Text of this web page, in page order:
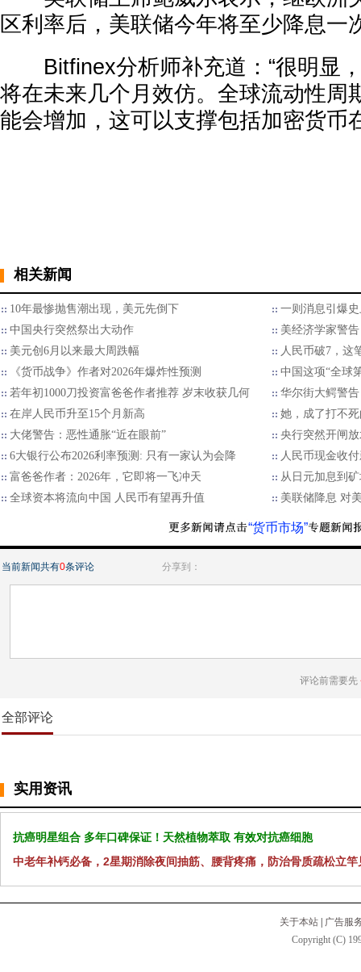
区利率后，美联储今年将至少降息一
Bitfinex分析师补充道：“很明显
将在未来几个月效仿。全球流动性周
能会增加，这可以支撑包括加密货币
相关新闻
10年最惨抛售潮出现，美元先倒下
一则消息引爆
中国央行突然祭出大动作
美经济学家警
美元创6月以来最大周跌幅
人民币破7，这
《货币战争》作者对2026年爆炸性预测
中国这项“全球
若年初1000刀投资富爸爸作者推荐 岁末收获几何
华尔街大鳄警
在岸人民币升至15个月新高
她，成了打不死
大佬警告：恶性通胀“近在眼前”
央行突然开闸
6大银行公布2026利率预测: 只有一家认为会降
人民币现金收
富爸爸作者：2026年，它即将一飞冲天
从日元加息到
全球资本将流向中国 人民币有望再升值
美联储降息 对
“货币市场”
当前新闻共有0条评论 分享到：
评论前需要先
全部评论
实用资讯
抗癌明星组合 多年口碑保证！天然植物萃取 有效对抗癌细胞
中老年补钙必备，2星期消除夜间抽筋、腰背疼痛，防治骨质疏松立竿
关于本站
广告服
Copyright (C)